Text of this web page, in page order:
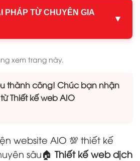
PHÁP TỪ CHUYÊN GIA
▼
xem trang này.
thành công! Chúc bạn nhận
Thiết kế web AIO
website AIO 💯 thiết kế
sâu🏠 Thiết kế web dịch